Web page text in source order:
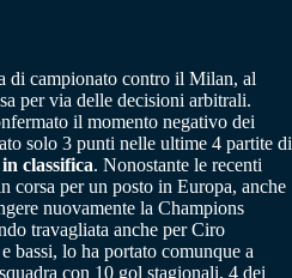
di campionato contro il Milan, al
per via delle decisioni arbitrali.
il momento negativo dei
solo 3 punti nelle ultime 4 partite di
classifica. Nonostante le recenti
corsa per un posto in Europa, anche
nuovamente la Champions
travagliata anche per Ciro
bassi, lo ha portato comunque a
con 10 gol stagionali, 4 dei